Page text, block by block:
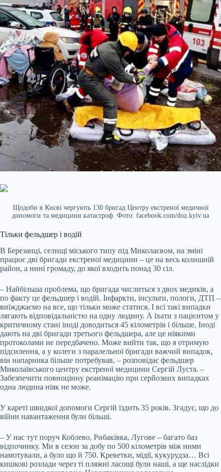
Щодоби в Києві чергують 130 бригад Центру екстреної медичної
допомоги та медицини катастроф. Фото: facebook.com/doz.kyiv.ua
Тільки фельдшер і водій
В Березанці, селищі міського типу під Миколаєвом, на зміні
працює дві бригади екстреної медицини – це на весь колишній
район, а нині громаду, до якої входить понад 30 сіл.
– Найбільша проблема, що бригада числиться з двох медиків, а
по факту це фельдшер і водій. Інфаркти, інсульти, пологи, ДТП –
виїжджаємо на все, що тільки може статися. І всі такі випадки
лягають відповідальністю на одну людину. А їхати з пацієнтом у
критичному стані іноді доводиться 45 кілометрів і більше. Іноді
дають на дві бригади третього фельдшера, але це ніякими
протоколами не передбачено. Може вийти так, що я отримую
підсилення, а у колеги з паралельної бригади важчий випадок,
він напарника більше потребував, – розповідає фельдшер
Миколаївського центру екстреної медицини Сергій Луста. –
Забезпечити повноцінну реанімацію при серйозних випадках
одна людина ніяк не може.
У кареті швидкої допомоги Сергій їздить 35 років. Згадує, що до
війни навантаження були більші.
– У нас тут поруч Коблево, Рибаківка, Лугове – багато баз
відпочинку. Ми в сезон за добу по 500 кілометрів між ними
намотували, а було що й 750. Креветки, мідії, кукурудза… Всі
кишкові розлади через ті пляжні ласощі були наші, а ще наслідки